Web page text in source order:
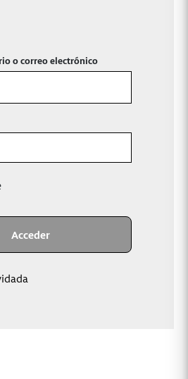
o correo electrónico